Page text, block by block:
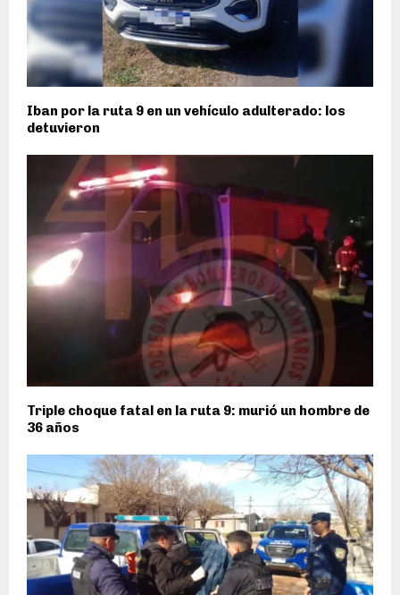
Iban por la ruta 9 en un vehículo adulterado: los
detuvieron
Triple choque fatal en la ruta 9: murió un hombre de
36 años